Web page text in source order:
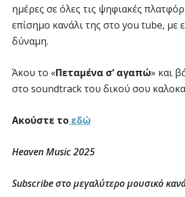
ημέρες σε όλες τις ψηφιακές
επίσημο κανάλι της στο you tube, με
δύναμη.
Άκου το «Πεταμένα σ’ αγαπώ» και
στο soundtrack του δικού σου
Ακούστε το εδώ
HeavenMusic2025
Subscribeστο μεγαλύτερο μουσικό